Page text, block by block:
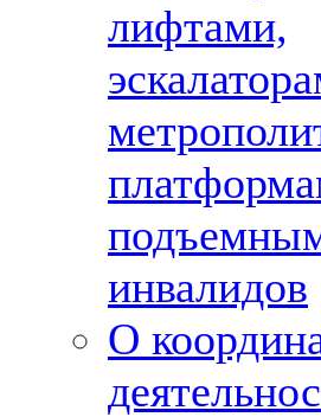
лифтами,
инвалидов
О